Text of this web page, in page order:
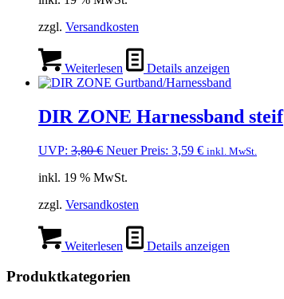
zzgl. Versandkosten
Weiterlesen Details anzeigen
DIR ZONE Harnessband steif
UVP: 3,80€ Ursprünglicher
war:
Neuer Preis: 3,59 €Aktueller
inkl. MwSt.
inkl. 19 % MwSt.
zzgl. Versandkosten
Weiterlesen Details anzeigen
Produktkategorien